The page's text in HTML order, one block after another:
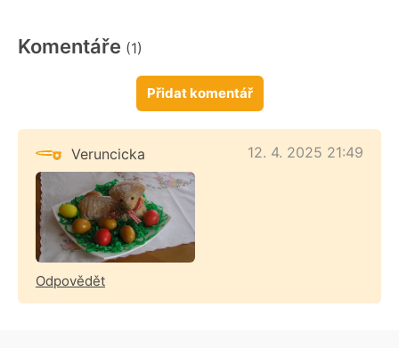
Komentáře (1)
Přidat komentář
Veruncicka 12. 4. 2025 21:49
Odpovědět